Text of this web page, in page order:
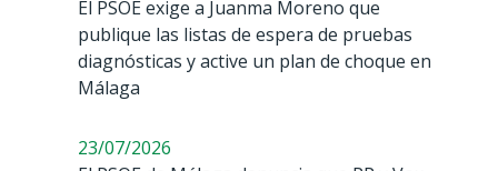
El PSOE exige a Juanma Moreno que
publique las listas de espera de pruebas
diagnósticas y active un plan de choque en
Málaga
23/07/2026